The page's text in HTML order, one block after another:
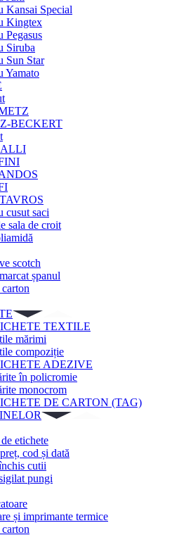
Kansai Special
Kingtex
Pegasus
Siruba
Sun Star
Yamato
BECKERT
cusut saci
sala de croit
scotch
șpanul
TEXTILE
mărimi
compoziție
ADEZIVE
în policromie
monocrom
DE CARTON (TAG)
etichete
cod și dată
cutii
pungi
și imprimante termice